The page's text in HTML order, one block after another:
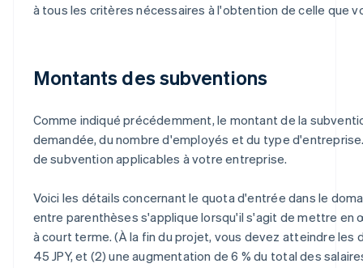
à tous les critères nécessaires à l'obtention de celle que
Montants des subventions
Comme indiqué précédemment, le montant de la
demandée, du nombre d'employés et du type
de subvention applicables à votre entreprise.
Voici les détails concernant le quota d'entrée dans le
entre parenthèses s'applique lorsqu'il s'agit de mettre en
à court terme. (À la fin du projet, vous devez atteindre les
45 JPY, et (2) une augmentation de 6 % du total des